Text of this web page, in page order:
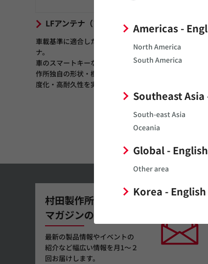
Americas -
North America
South America
Southeast Asia
South-east Asia
Oceania
Global - English
Other area
Korea - English
LFアンテナ（アンテナコイル）
車載基準に適合したLF帯RFID用のアンテ
ナ。
車のスマートキーなどに使用され、村田製
作所独自の形状・樹脂封止技術により高感
度化・高耐久性を実現した製品です。
（
化し
村田製作所メール
マガジンの登録
最新の製品情報やイベントの
紹介など幅広い情報を月1～２
回お届けします。